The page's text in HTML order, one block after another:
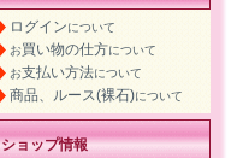
ログインについて
お買い物の仕方について
お支払い方法について
商品、ルース(裸石)について
ショップ情報